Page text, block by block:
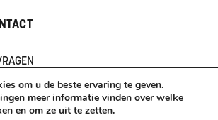
RETOURNERINGSBELEID
om u de beste ervaring te geven.
meer informatie vinden over welke
en om ze uit te zetten.